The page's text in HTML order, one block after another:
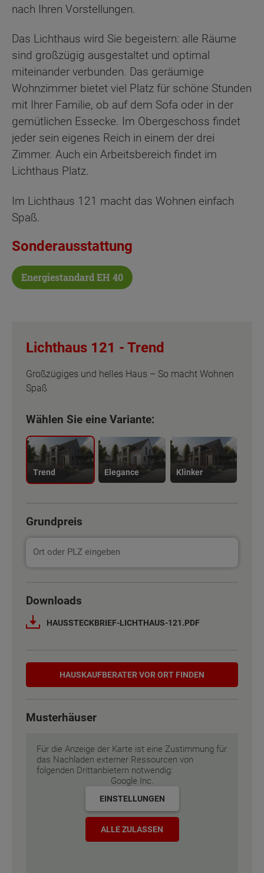
nach Ihren Vorstellungen.
Das Lichthaus wird Sie begeistern: alle Räume
sind großzügig ausgestaltet und optimal
miteinander verbunden. Das geräumige
Wohnzimmer bietet viel Platz für schöne Stunden
mit Ihrer Familie, ob auf dem Sofa oder in der
gemütlichen Essecke. Im Obergeschoss findet
jeder sein eigenes Reich in einem der drei
Zimmer. Auch ein Arbeitsbereich findet im
Lichthaus Platz.
Im Lichthaus 121 macht das Wohnen einfach
Spaß.
Sonderausstattung
Energiestandard EH 40
Basisinformation
Außenmaße 7.88 m x 9.88 m
Inklusivausstattung
Basisinformation
Außenmaße 7.88 m x 9.88 m
Inklusivausstattung
Lichthaus 121 - Trend
Großzügiges und helles Haus – So macht Wohnen
Spaß
Wählen Sie eine Variante:
Trend Elegance Klinker
Grundpreis
Downloads
HAUSSTECKBRIEF-LICHTHAUS-121.PDF
Hauskaufberater
HAUSKAUF­BERATER VOR ORT FINDEN
Musterhäuser
Für die Anzeige der Karte ist eine Zustimmung für
das Nachladen externer Ressourcen von
folgenden Drittanbietern notwendig:
Google Inc.
EINSTELLUNGEN
ALLE ZULASSEN